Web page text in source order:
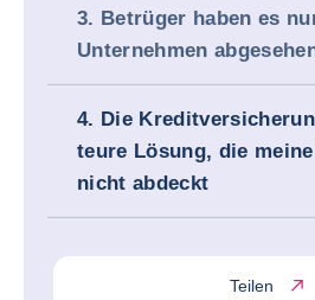
3. Betrüger haben es
Unternehmen
4. Die
teure Lösung, die
nicht abdeckt
Teilen